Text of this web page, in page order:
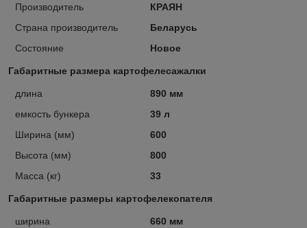
Производитель
КРАЯН
Страна производитель
Беларусь
Состояние
Новое
Габаритные размера картофелесажалки
длина
890 мм
емкость бункера
39 л
Ширина (мм)
600
Высота (мм)
800
Масса (кг)
33
Габаритные размеры картофелекопателя
ширина
660 мм